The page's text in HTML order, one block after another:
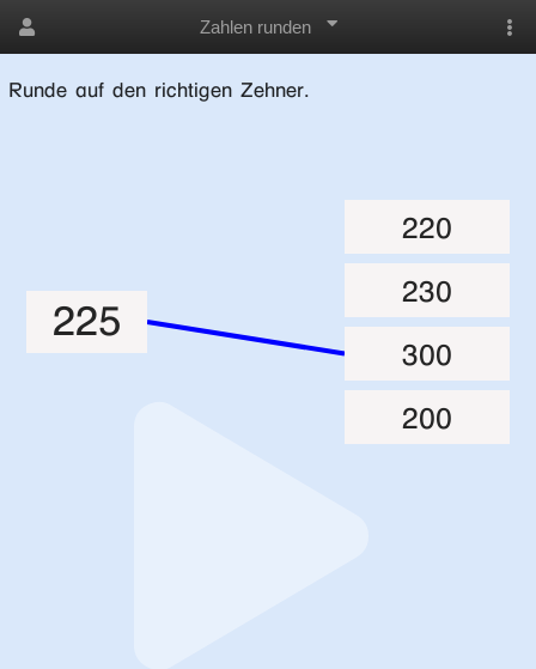
Zahlen runden
Runde auf den richtigen Zehner.
225
220
230
300
200